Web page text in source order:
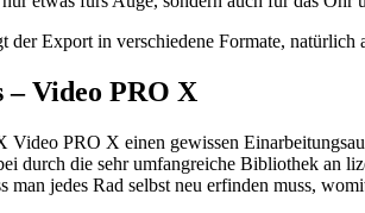
Export in verschiedene Formate, natürlich
Video PRO X
PRO X einen gewissen
durch die sehr umfangreiche Bibliothek an
man jedes Rad selbst neu erfinden muss,